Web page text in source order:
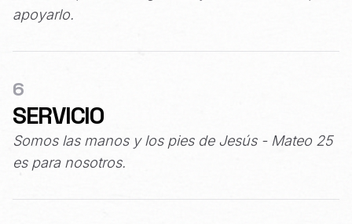
apoyarlo.
6
SERVICIO
Somos las manos y los pies de Jesús - Mateo 25
es para nosotros.